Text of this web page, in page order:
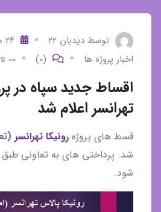
در
پروژه
رونیکا
تهرانسر
اعلام
شد
توسط دیدبان ۲۲
۲۴ مهر ۱۴۰۴
اخبار پروژه ها
(۰) 00 Seconds
اقساط جدید سپاه در
تهرانسر اعلام شد
قسط های پروژه رونیکا تهرانسر
شد. پرداختی های به تعاونی طبق
شود.